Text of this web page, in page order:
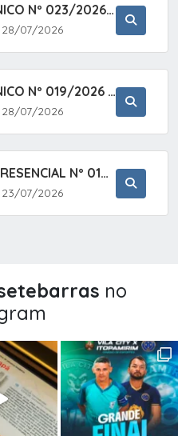
PREGÃO ELETRÔNICO Nº 023/2026 - AQUISIÇÃO DE ENXOVAL INFANTIL, EM ATENDIMENTO À SECRETARIA MUNICIPAL DE EDUCAÇÃO, ATRAVÉS DO SISTEMA DE REGISTRO DE PREÇOS (SRP).
07/2026
PREGÃO ELETRÔNICO Nº 019/2026 - CONTRATAÇÃO DE EMPRESA ESPECIALIZADA PARA A PRESTAÇÃO DE SERVIÇOS VETERINÁRIOS CLÍNICOS E CIRÚRGICOS, COM FOCO EM AÇÕES DE SAÚDE PÚBLICA, BEM-ESTAR ANIMAL E CONTROLE POPULACIONAL ÉTICO DE CÃES E GATOS, EM ATENDIMENTO À
07/2026
CONCORRÊNCIA PRESENCIAL Nº 018/2026 - PAVIMENTAÇÃO ASFÁLTICA NO BAIRRO VOTUPOCA ? ESTRADA DA RAPOSA, NO MUNICÍPIO DE SETE BARRAS/SP
07/2026
no